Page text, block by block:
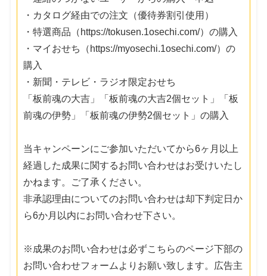
・カタログ経由での注文（優待券割引使用）
・特選商品（https://tokusen.1osechi.com/）の購入
・マイおせち（https://myosechi.1osechi.com/）の
購入
・新聞・テレビ・ラジオ限定おせち
「板前魂の大吉」「板前魂の大吉2個セット」「板
前魂の伊勢」「板前魂の伊勢2個セット」の購入
当キャンペーンにご参加いただいてから6ヶ月以上
経過した成果に関するお問い合わせはお受けいたし
かねます。ご了承ください。
非承認理由についてのお問い合わせは却下判定日か
ら6か月以内にお問い合わせ下さい。
※成果のお問い合わせは必ずこちらのページ下部の
お問い合わせフォームよりお願い致します。広告主